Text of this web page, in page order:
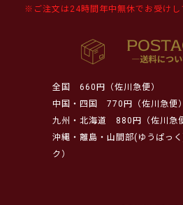
※ご注文は24時間年中無休でお受けし
全国
660円（佐川急便）
中国・四国
770円（佐川急便）
九州・北海道
880円（佐川急
沖縄・離島・山間部(ゆうぱっ
ク）